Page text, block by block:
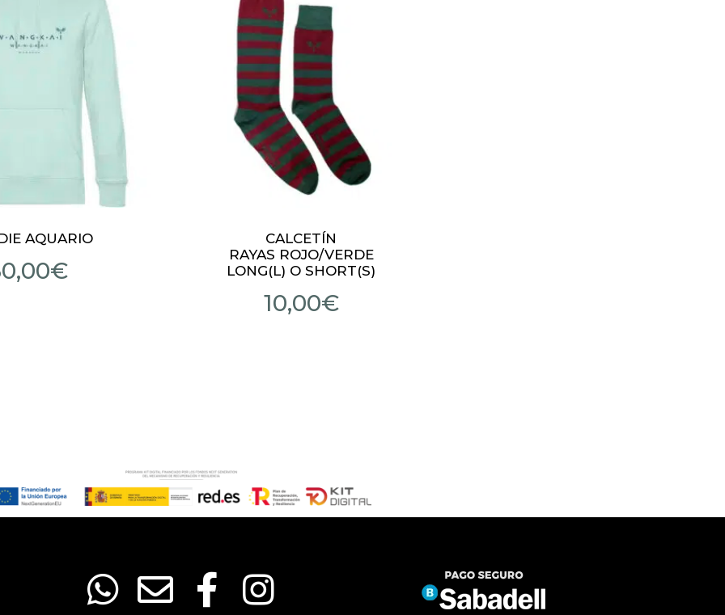
AQUARIO
€
CALCETÍN
RAYAS ROJO/VERDE
LONG(L) O SHORT(S)
10,00€